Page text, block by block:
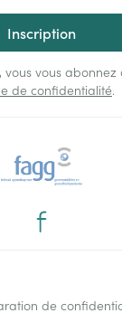
Inscription
vous vous
de confidentialité.
de